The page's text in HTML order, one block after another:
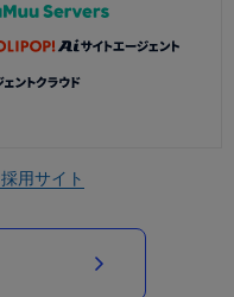
採用サイト